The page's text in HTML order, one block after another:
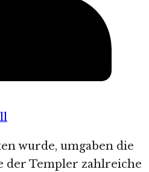
wurde, umgaben die
der Templer zahlreiche